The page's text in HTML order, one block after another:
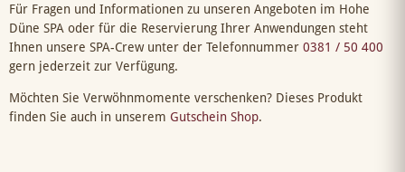
Für Fragen und Informationen zu unseren Angeboten im Hohe
Düne SPA oder für die Reservierung Ihrer Anwendungen steht
Ihnen unsere SPA-Crew unter der Telefonnummer 0381 / 50 400
gern jederzeit zur Verfügung.
Möchten Sie Verwöhnmomente verschenken? Dieses Produkt
finden Sie auch in unserem Gutschein Shop.